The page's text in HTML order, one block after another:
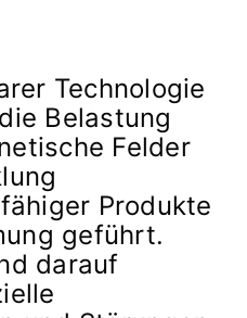
Technologie
Belastung
Felder
Produkte
geführt.
darauf